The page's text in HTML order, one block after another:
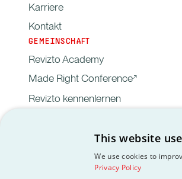
Karriere
Kontakt
GEMEINSCHAFT
Revizto Academy
Made Right Conference
Revizto kennenlernen
DSGVOEULA
Policy
This website
We use cookies to
Privacy Policy